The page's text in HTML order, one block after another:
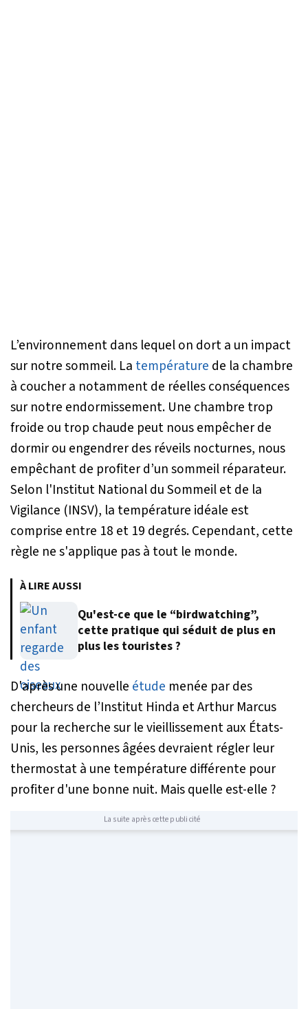
L’environnement dans lequel on dort a un impact
sur notre sommeil. La température de la chambre
à coucher a notamment de réelles conséquences
sur notre endormissement. Une chambre trop
froide ou trop chaude peut nous empêcher de
dormir ou engendrer des réveils nocturnes, nous
empêchant de profiter d’un sommeil réparateur.
Selon l'Institut National du Sommeil et de la
Vigilance (INSV), la température idéale est
comprise entre 18 et 19 degrés. Cependant, cette
règle ne s'applique pas à tout le monde.
À LIRE AUSSI
Qu'est-ce que le “birdwatching”,
cette pratique qui séduit de plus en
plus les touristes ?
D'après une nouvelle étude menée par des
chercheurs de l’Institut Hinda et Arthur Marcus
pour la recherche sur le vieillissement aux États-
Unis, les personnes âgées devraient régler leur
thermostat à une température différente pour
profiter d'une bonne nuit. Mais quelle est-elle ?
La suite après cette publicité